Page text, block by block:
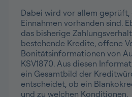
Dabei wird vor allem
Einnahmen vorhanden sind.
das bisherige
bestehende Kredite, offene
Bonitätsinformationen von
KSV1870. Aus diesen
ein Gesamtbild der
entscheidet, ob ein
und zu welchen Konditionen.